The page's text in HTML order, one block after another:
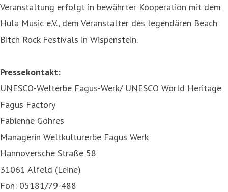
Veranstaltung erfolgt in bewährter Kooperation mit dem
Hula Music e.V., dem Veranstalter des legendären Beach
Bitch Rock Festivals in Wispenstein.
Pressekontakt:
UNESCO-Welterbe Fagus-Werk/ UNESCO World Heritage
Fagus Factory
Fabienne Gohres
Managerin Weltkulturerbe Fagus Werk
Hannoversche Straße 58
31061 Alfeld (Leine)
Fon: 05181/79-488